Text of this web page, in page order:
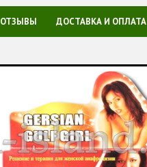
ОТЗЫВЫ ДОСТАВКА И ОПЛАТА